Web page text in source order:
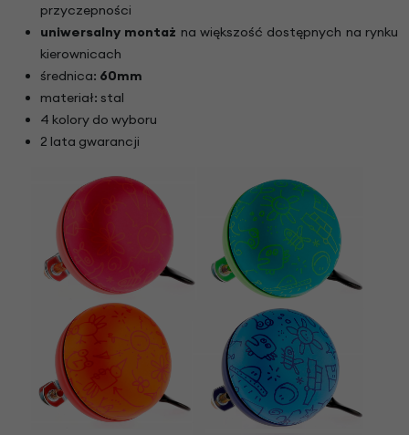
przyczepności
uniwersalny montaż na większość dostępnych na rynku
kierownicach
średnica: 60mm
materiał: stal
4 kolory do wyboru
2 lata gwarancji